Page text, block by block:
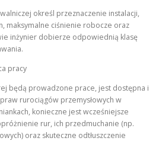
określ przeznaczenie instalacji,
maksymalne ciśnienie robocze oraz
inżynier dobierze odpowiednią klasę
pracy
będą prowadzone prace, jest dostępna i
rurociągów przemysłowych w
konieczne jest wcześniejsze
rur, ich przedmuchanie (np.
oraz skuteczne odtłuszczenie